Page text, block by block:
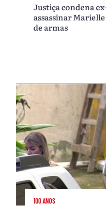
Justiça condena
assassinar
de armas
100 ANOS